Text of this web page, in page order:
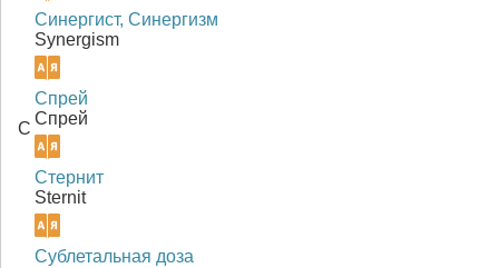
С
Синергист, Синергизм
Synergism
Спрей
Спрей
Стернит
Sternit
Сублетальная доза